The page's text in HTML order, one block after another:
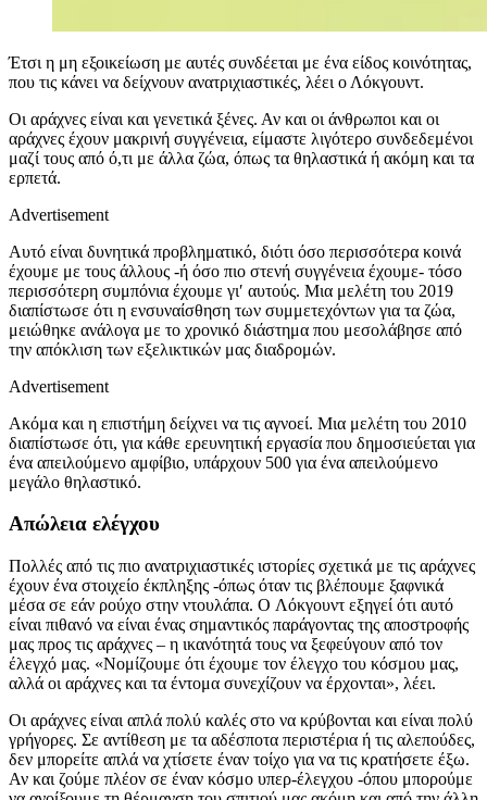
Έτσι η μη εξοικείωση με αυτές συνδέεται με ένα είδος κοινότητας,
που τις κάνει να δείχνουν ανατριχιαστικές, λέει ο Λόκγουντ.
Οι αράχνες είναι και γενετικά ξένες. Αν και οι άνθρωποι και οι
αράχνες έχουν μακρινή συγγένεια, είμαστε λιγότερο συνδεδεμένοι
μαζί τους από ό,τι με άλλα ζώα, όπως τα θηλαστικά ή ακόμη και τα
ερπετά.
Advertisement
Αυτό είναι δυνητικά προβληματικό, διότι όσο περισσότερα κοινά
έχουμε με τους άλλους -ή όσο πιο στενή συγγένεια έχουμε- τόσο
περισσότερη συμπόνια έχουμε γι′ αυτούς. Μια μελέτη του 2019
διαπίστωσε ότι η ενσυναίσθηση των συμμετεχόντων για τα ζώα,
μειώθηκε ανάλογα με το χρονικό διάστημα που μεσολάβησε από
την απόκλιση των εξελικτικών μας διαδρομών.
Advertisement
Ακόμα και η επιστήμη δείχνει να τις αγνοεί. Μια μελέτη του 2010
διαπίστωσε ότι, για κάθε ερευνητική εργασία που δημοσιεύεται για
ένα απειλούμενο αμφίβιο, υπάρχουν 500 για ένα απειλούμενο
μεγάλο θηλαστικό.
Απώλεια ελέγχου
Πολλές από τις πιο ανατριχιαστικές ιστορίες σχετικά με τις αράχνες
έχουν ένα στοιχείο έκπληξης -όπως όταν τις βλέπουμε ξαφνικά
μέσα σε εάν ρούχο στην ντουλάπα. Ο Λόκγουντ εξηγεί ότι αυτό
είναι πιθανό να είναι ένας σημαντικός παράγοντας της αποστροφής
μας προς τις αράχνες – η ικανότητά τους να ξεφεύγουν από τον
έλεγχό μας. «Νομίζουμε ότι έχουμε τον έλεγχο του κόσμου μας,
αλλά οι αράχνες και τα έντομα συνεχίζουν να έρχονται», λέει.
Οι αράχνες είναι απλά πολύ καλές στο να κρύβονται και είναι πολύ
γρήγορες. Σε αντίθεση με τα αδέσποτα περιστέρια ή τις αλεπούδες,
δεν μπορείτε απλά να χτίσετε έναν τοίχο για να τις κρατήσετε έξω.
Αν και ζούμε πλέον σε έναν κόσμο υπερ-έλεγχου -όπου μπορούμε